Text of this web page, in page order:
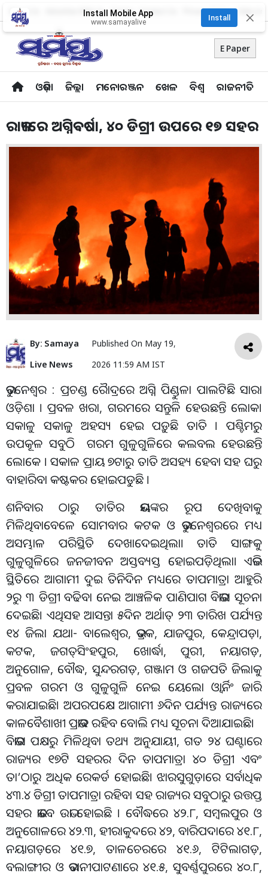
About Us Advertise With Us Career Contact Us Privacy Policy
E Paper
ଓଡ଼ିଶା ଜିଲ୍ଲା ମନୋରଞ୍ଜନ ଖେଳ ବିଶ୍ବ ରାଜନୀତି
Install Mobile App
www.samayalive
Install ✕
ରାଜ୍ୟରେ ଅଗ୍ନିଵର୍ଷା, ୪୦ ଡିଗ୍ରୀ ଉପରେ ୧୭ ସହର
By: Samaya
Live News
Published On May 19,
2026 11:59 AM IST
ଭୁବନେଶ୍ୱର : ପ୍ରଚଣ୍ଡ ରୋୖଦ୍ରରେ ଅଗ୍ନି ପିଣ୍ଡୁଳା ପାଲଟିଛି ସାରା
ଓଡ଼ିଶା । ପ୍ରବଳ ଖରା, ଗରମରେ ସନ୍ତୁଳି ହେଉଛନ୍ତି ଲୋକ।
ସକାଳୁ ସକାଳୁ ଅହସ୍ୟ ହେଇ ପଡ଼ୁଛି ତାତି । ପଶ୍ଚିମରୁ
ଉପକୂଳ ସବୁଠି ଗରମ ଗୁଳୁଗୁଳିରେ କଲବଲ ହେଉଛନ୍ତି
ଲୋକେ । ସକାଳ ପ୍ରାୟ ୭ଟାରୁ ତାତି ଅସହ୍ୟ ହେବା ସହ ଘରୁ
ବାହାରିବା କଷ୍ଟକର ହୋଇପଡୁଛି ।
ଶନିବାର ଠାରୁ ତାତିର ଭୟଙ୍କର ରୂପ ଦେଖିବାକୁ
ମିଳିଥିବାବେଳେ ସୋମବାର କଟକ ଓ ଭୁବନେଶ୍ୱରରେ ମଧ୍ୟ
ଅସମ୍ଭାଳ ପରିସ୍ଥିତି ଦେଖାଦେଇଥିଲା। ତାତି ସାଙ୍ଗକୁ
ଗୁଳୁଗୁଳିରେ ଜନଜୀବନ ଅସ୍ତବ୍ୟସ୍ତ ହୋଇପଡ଼ିଥିଲା। ଏଭଳି
ସ୍ଥିତିରେ ଆଗାମୀ ଦୁଇ ତିନିଦିନ ମଧ୍ୟରେ ତାପମାତ୍ରା ଆହୁରି
୨ରୁ ୩ ଡିଗ୍ରୀ ବଢିବା ନେଇ ଆଞ୍ଚଳିକ ପାଣିପାଗ ବିଭାଗ ସୂଚନା
ଦେଇଛି। ଏଥିସହ ଆସନ୍ତା ୫ଦିନ ଅର୍ଥାତ୍‌ ୨୩ ତାରିଖ ପର୍ଯ୍ୟନ୍ତ
୧୪ ଜିଲା ଯଥା- ବାଲେଶ୍ୱର, ଭଦ୍ରକ, ଯାଜପୁର, କେନ୍ଦ୍ରାପଡ଼ା,
କଟକ, ଜଗତ୍‌ସିଂହପୁର, ଖୋର୍ଦ୍ଧା, ପୁରୀ, ନୟାଗଡ଼,
ଅନୁଗୋଳ, ବୌଦ୍ଧ, ସୁନ୍ଦରଗଡ଼, ଗଞ୍ଜାମ ଓ ଗଜପତି ଜିଲାକୁ
ପ୍ରବଳ ଗରମ ଓ ଗୁଳୁଗୁଳି ନେଇ ୟେଲୋ ଓ୍ବାର୍ନିଂ ଜାରି
କରାଯାଇଛି। ଅପରପକ୍ଷେ ଆଗାମୀ ୬ଦିନ ପର୍ଯ୍ୟନ୍ତ ରାଜ୍ୟରେ
କାଳବୈଶାଖୀ ପ୍ରଭାବ ରହିବ ବୋଲି ମଧ୍ୟ ସୂଚନା ଦିଆଯାଇଛି।
ବିଭାଗ ପକ୍ଷରୁ ମିଳିଥିବା ତଥ୍ୟ ଅନୁଯାୟୀ, ଗତ ୨୪ ଘଣ୍ଟାରେ
ରାଜ୍ୟର ୧୭ଟି ସହରର ଦିନ ତାପମାତ୍ରା ୪୦ ଡିଗ୍ରୀ ଏବଂ
ତା’ଠାରୁ ଅଧିକ ରେକର୍ଡ ହୋଇଛି। ଝାରସୁଗୁଡ଼ାରେ ସର୍ବାଧିକ
୪୩.୪ ଡିଗ୍ରୀ ତାପମାତ୍ରା ରହିବା ସହ ରାଜ୍ୟର ସବୁଠାରୁ ଉତ୍ତପ୍ତ
ସହର ଭାବେ ଉଭା ହୋଇଛି । ବୌଦ୍ଧରେ ୪୨.୮, ସମ୍ବଲପୁର ଓ
ଅନୁଗୋଳରେ ୪୨.୩, ହୀରାକୁଦରେ ୪୨, ବାରିପଦାରେ ୪୧.୮,
ନୟାଗଡ଼ରେ ୪୧.୭, ତାଳଚେରରେ ୪୧.୬, ଟିଟିଲାଗଡ଼,
ବଲାଙ୍ଗୀର ଓ ଭବାନୀପାଟଣାରେ ୪୧.୫, ସୁବର୍ଣ୍ଣପୁରରେ ୪୦.୮,